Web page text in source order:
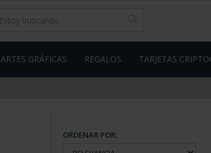
ARTES GRÁFICAS REGALOS TARJETAS
ORDENAR POR: